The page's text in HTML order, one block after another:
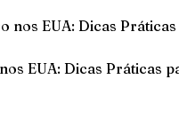
EUA: Dicas Práticas